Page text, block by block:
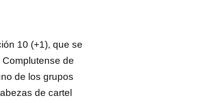
10 (+1), que se
de
de los grupos
de cartel